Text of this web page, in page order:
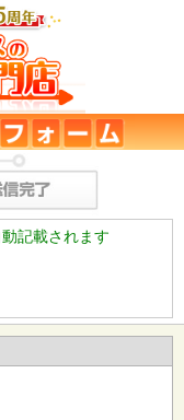
記載されます